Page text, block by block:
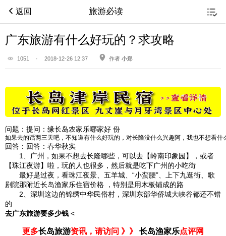
返回 旅游必读
广东旅游有什么好玩的？求攻略
1051 · 2018-12-26 12:37 作者 小郑
问题： 提问：缘长岛农家乐哪家好 份
如果去的话两三天吧，不知道有什么好玩的，对长隆没什么兴趣阿，我也不想看
回答： 回答：春华秋实
1、广州，如果不想去长隆哪些，可以去【岭南印象园】，或者
【珠江夜游】啦，玩的人也很多，然后就是吃下广州的小吃街
最好是过夜，看珠江夜景、五羊城、“小蛮腰”、上下九逛街、歌
剧院那附近长岛渔家乐住宿价格 ，特别是用木板铺成的路
2、深圳这边的锦绣中华民俗村，深圳东部华侨城大峡谷都还不错
的
去广东旅游要多少钱 <
更多长岛旅游资讯，请访问 》》 长岛渔家乐点评网